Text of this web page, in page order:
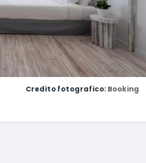
Credito fotografico: Booking